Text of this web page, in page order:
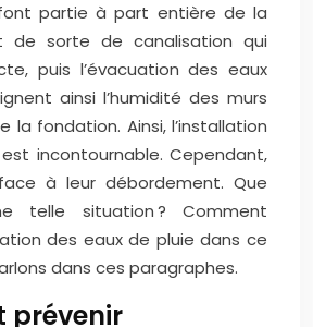
partie à part entière de la
de sorte de canalisation qui
puis l’évacuation des eaux
ainsi l’humidité des murs
fondation. Ainsi, l’installation
incontournable. Cependant,
à leur débordement. Que
telle situation ? Comment
des eaux de pluie dans ce
dans ces paragraphes.
prévenir